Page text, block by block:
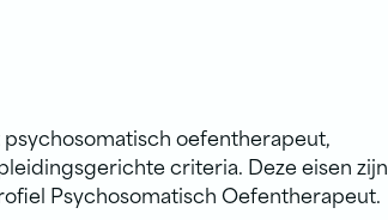
oefentherapeut,
criteria. Deze eisen zijn
Psychosomatisch Oefentherapeut.